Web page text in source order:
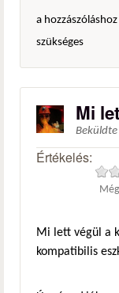
a hozzászóláshoz
szükséges
Mi
Beküldte
Értékelés:
Mi lett végül a
kompatibilis